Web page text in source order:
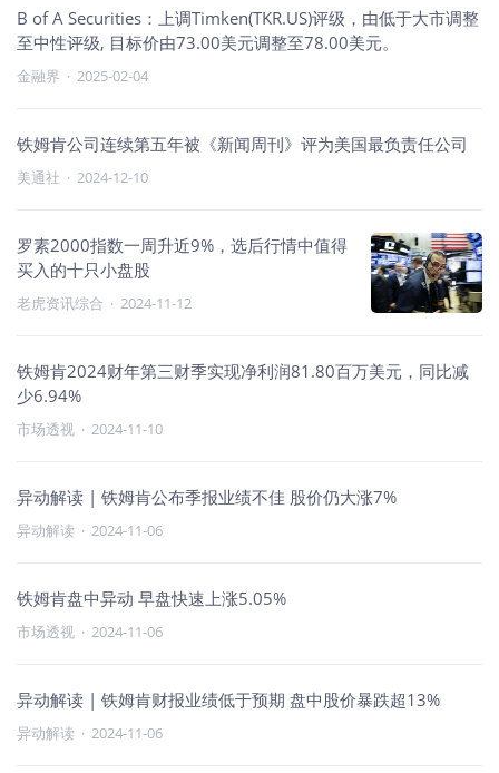
B of A Securities：上调Timken(TKR.US)评级，由低于大市调整
至中性评级, 目标价由73.00美元调整至78.00美元。
金融界 · 2025-02-04
铁姆肯公司连续第五年被《新闻周刊》评为美国最负责任公司
美通社 · 2024-12-10
罗素2000指数一周升近9%，选后行情中值得
买入的十只小盘股
老虎资讯综合 · 2024-11-12
铁姆肯2024财年第三财季实现净利润81.80百万美元，同比减
少6.94%
市场透视 · 2024-11-10
异动解读 | 铁姆肯公布季报业绩不佳 股价仍大涨7%
异动解读 · 2024-11-06
铁姆肯盘中异动 早盘快速上涨5.05%
市场透视 · 2024-11-06
异动解读 | 铁姆肯财报业绩低于预期 盘中股价暴跌超13%
异动解读 · 2024-11-06